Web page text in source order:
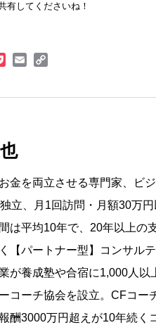
有してくださいね！
金を両立させる専門家、ビ
立、月1回訪問・月額30万
は平均10年で、20年以上の
【パートナー型】コンサル
が養成塾や合宿に1,000人以
コーチ協会を設立。CFコー
酬3000万円超えが10年続く